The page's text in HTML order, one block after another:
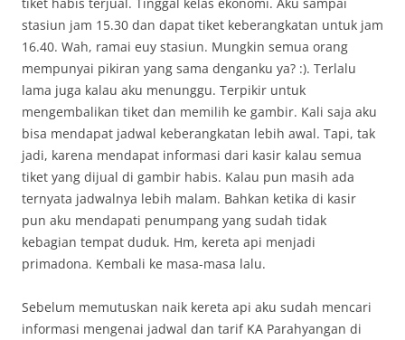
stasiun jam 15.30 dan dapat tiket keberangkatan untuk jam
16.40. Wah, ramai euy stasiun. Mungkin semua orang
mempunyai pikiran yang sama denganku ya? :). Terlalu
lama juga kalau aku menunggu. Terpikir untuk
mengembalikan tiket dan memilih ke gambir. Kali saja aku
bisa mendapat jadwal keberangkatan lebih awal. Tapi, tak
jadi, karena mendapat informasi dari kasir kalau semua
tiket yang dijual di gambir habis. Kalau pun masih ada
ternyata jadwalnya lebih malam. Bahkan ketika di kasir
pun aku mendapati penumpang yang sudah tidak
kebagian tempat duduk. Hm, kereta api menjadi
primadona. Kembali ke masa-masa lalu.
Sebelum memutuskan naik kereta api aku sudah mencari
informasi mengenai jadwal dan tarif KA Parahyangan di